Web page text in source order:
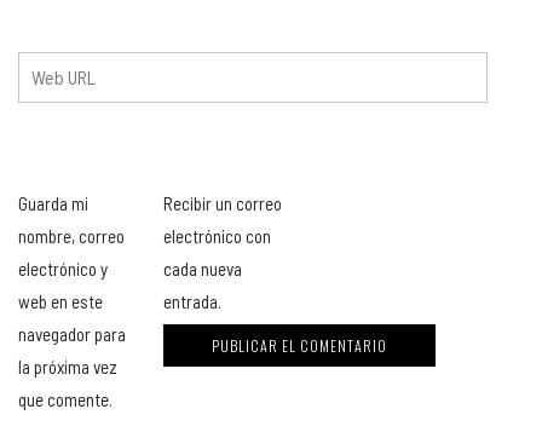
Guarda mi
nombre, correo
electrónico y
web en este
navegador para
la próxima vez
que comente.
Recibir un correo
electrónico con
cada nueva
entrada.